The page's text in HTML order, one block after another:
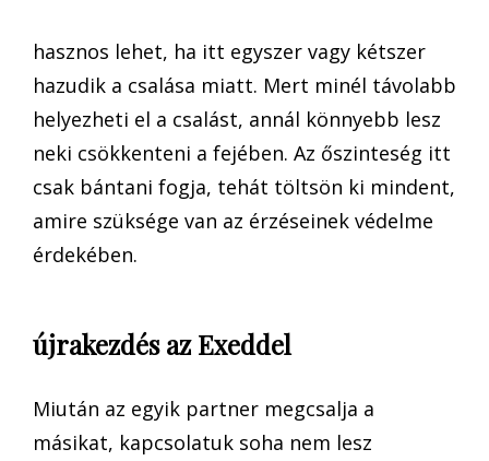
hasznos lehet, ha itt egyszer vagy kétszer
hazudik a csalása miatt. Mert minél távolabb
helyezheti el a csalást, annál könnyebb lesz
neki csökkenteni a fejében. Az őszinteség itt
csak bántani fogja, tehát töltsön ki mindent,
amire szüksége van az érzéseinek védelme
érdekében.
újrakezdés az Exeddel
Miután az egyik partner megcsalja a
másikat, kapcsolatuk soha nem lesz